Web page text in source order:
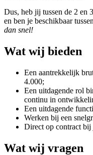
Dus, heb jij tussen de 2 en
en ben je beschikbaar
dan snel!
Wat wij bieden
Een aantrekkelijk
4.000;
Een uitdagende rol
continu in
Een uitdagende
Werken bij een
Direct op contract
Wat wij vragen